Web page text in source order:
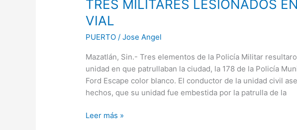
TRES MILITARES LESIONADOS
VIAL
PUERTO /Jose Angel
Mazatlán, Sin.- Tres elementos de la Policía Militar
unidad en que patrullaban la ciudad, la 178 de la Policía
Ford Escape color blanco. El conductor de la unidad civil
hechos, que su unidad fue embestida por la patrulla de la
LESIONADOS
EN
ACCIDENTE
VIAL
Leer más »